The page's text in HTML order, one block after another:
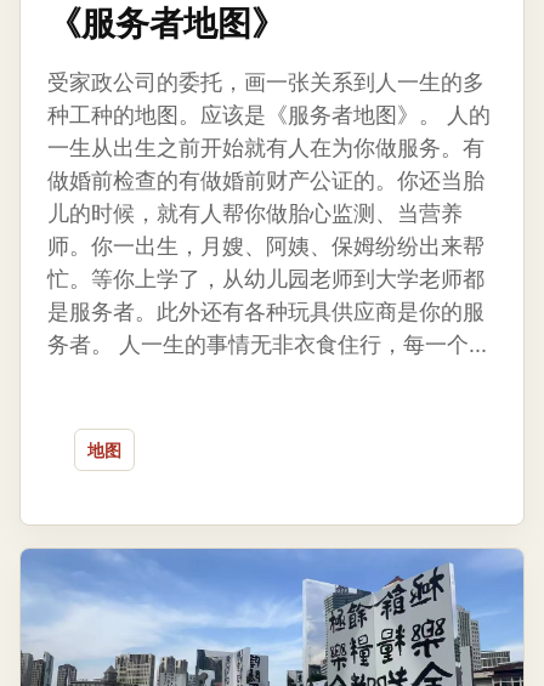
《服务者地图》
受家政公司的委托，画一张关系到人一生的多
种工种的地图。应该是《服务者地图》。 人的
一生从出生之前开始就有人在为你做服务。有
做婚前检查的有做婚前财产公证的。你还当胎
儿的时候，就有人帮你做胎心监测、当营养
师。你一出生，月嫂、阿姨、保姆纷纷出来帮
忙。等你上学了，从幼儿园老师到大学老师都
是服务者。此外还有各种玩具供应商是你的服
务者。 人一生的事情无非衣食住行，每一个...
地图